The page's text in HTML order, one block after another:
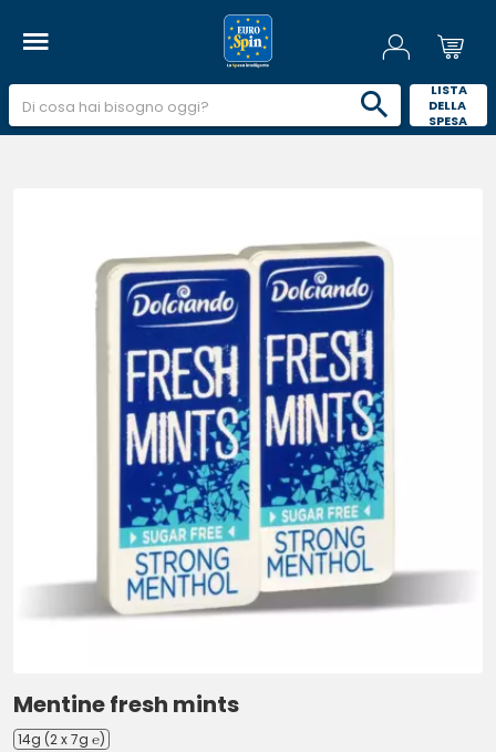
LISTA
DELLA
SPESA
Mentine fresh mints
14g (2 x 7g ℮)